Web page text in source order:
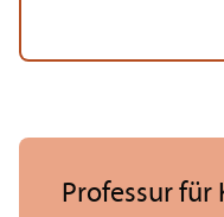
Professur für